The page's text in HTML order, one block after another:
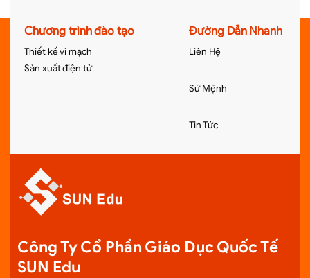
Chương trình đào tạo
Thiết kế vi mạch
Sản xuất điện tử
Đường Dẫn Nhanh
Liên Hệ
Sứ Mệnh
Tin Tức
Công Ty Cổ Phần Giáo Dục Quốc Tế
SUN Edu